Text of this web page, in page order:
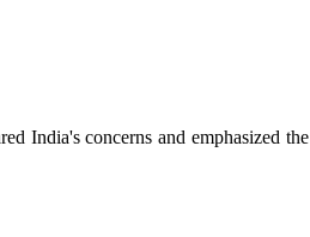
India's concerns and emphasized